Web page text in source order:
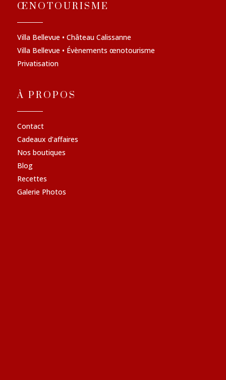
ŒNOTOURISME
Villa Bellevue • Château Calissanne
Villa Bellevue • Évènements œnotourisme
Privatisation
À PROPOS
Contact
Cadeaux d’affaires
Nos boutiques
Blog
Recettes
Galerie Photos